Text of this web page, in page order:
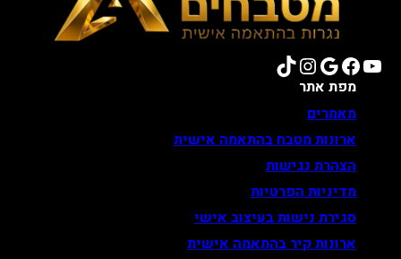
YouTube
Facebook
Google
Instagram
TikTok
מפת אתר
מאמרים
ארונות מטבח בהתאמה אישית
הצהרת נגישות
מדיניות הפרטיות
סגירת נישות בעיצוב אישי
ארונות קיר בהתאמה אישית